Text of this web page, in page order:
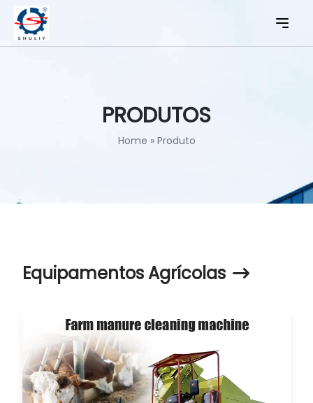
PRODUTOS
Home » Produto
Equipamentos Agrícolas